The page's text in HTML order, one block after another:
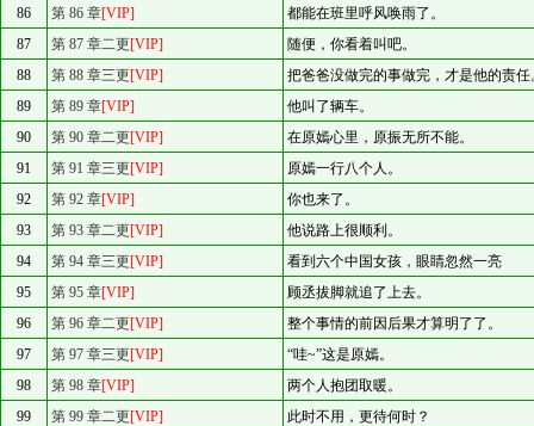
86 第 86 章[VIP]
都能在班里呼风唤雨了。
87
第 87 章二更[VIP]
随便，你看着叫吧。
88
第 88 章三更[VIP]
把爸爸没做完的事做完，才是他的责任
89
第 89 章[VIP]
他叫了辆车。
90
第 90 章二更[VIP]
在原嫣心里，原振无所不能。
91
第 91 章三更[VIP]
原嫣一行八个人。
92
第 92 章[VIP]
你也来了。
93
第 93 章二更[VIP]
他说路上很顺利。
94
第 94 章三更[VIP]
看到六个中国女孩，眼睛忽然一亮
95
第 95 章[VIP]
顾丞拔脚就追了上去。
96
第 96 章二更[VIP]
整个事情的前因后果才算明了了。
97
第 97 章三更[VIP]
“哇~”这是原嫣。
98
第 98 章[VIP]
两个人抱团取暖。
99
第 99 章二更[VIP]
此时不用，更待何时？